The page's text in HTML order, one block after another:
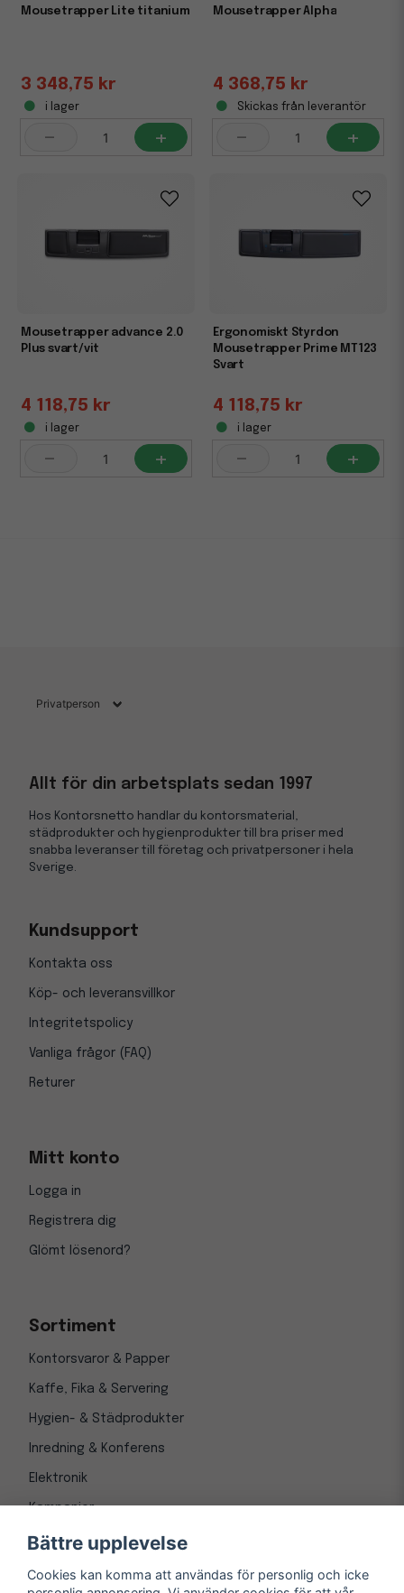
Mousetrapper Lite titanium
3 348,75 kr
i lager
- +
Mousetrapper Alpha
4 368,75 kr
Skickas från leverantör
- +
Mousetrapper advance 2.0
Plus svart/vit
4 118,75 kr
i lager
- +
Ergonomiskt Styrdon
Mousetrapper Prime MT123
Svart
4 118,75 kr
i lager
- +
Allt för din arbetsplats sedan 1997
Hos Kontorsnetto handlar du kontorsmaterial,
städprodukter och hygienprodukter till bra priser med
snabba leveranser till företag och privatpersoner i hela
Sverige.
Kundsupport
Kontakta oss
Köp- och leveransvillkor
Integritetspolicy
Vanliga frågor (FAQ)
Returer
Mitt konto
Logga in
Registrera dig
Glömt lösenord?
Sortiment
Kontorsvaror & Papper
Kaffe, Fika & Servering
Hygien- & Städprodukter
Inredning & Konferens
Elektronik
Kampanjer
Bättre upplevelse
Cookies kan komma att användas för personlig och icke